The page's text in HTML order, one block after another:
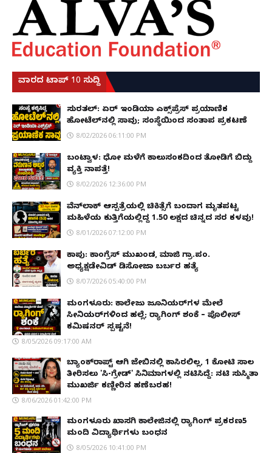
ವಾರದ ಟಾಪ್ 10 ಸುದ್ದಿ
ಸುರತ್ಕಲ್: ಏರ್ ಇಂಡಿಯಾ ಎಕ್ಸ್‌ಪ್ರೆಸ್ ಪ್ರಯಾಣಿಕ
ಹೋಟೆಲ್‌ನಲ್ಲಿ ಸಾವು; ಸಂಸ್ಥೆಯಿಂದ ಸಂತಾಪ ಪ್ರಕಟಣೆ
8/02/2026 06:11:00 PM
ಬಂಟ್ವಾಳ: ಧೋ ಮಳೆಗೆ ಕಾಲುಸಂಕದಿಂದ ತೋಡಿಗೆ ಬಿದ್ದು
ವ್ಯಕ್ತಿ ನಾಪತ್ತೆ!
8/02/2026 12:36:00 PM
ವೆನ್‌ಲಾಕ್ ಆಸ್ಪತ್ರೆಯಲ್ಲಿ ಚಿಕಿತ್ಸೆಗೆ ಬಂದಾಗ ಮೃತಪಟ್ಟ
ಮಹಿಳೆಯ ಕುತ್ತಿಗೆಯಲ್ಲಿದ್ದ ₹1.50 ಲಕ್ಷದ ಚಿನ್ನದ ಸರ ಕಳವು!
8/01/2026 07:12:00 PM
ಕಾಪು: ಕಾಂಗ್ರೆಸ್ ಮುಖಂಡ, ಮಾಜಿ ಗ್ರಾ.ಪಂ.
ಅಧ್ಯಕ್ಷಡೇವಿಡ್ ಡಿಸೋಜಾ ಬರ್ಬರ ಹತ್ಯೆ
8/07/2026 05:40:00 PM
ಮಂಗಳೂರು: ಕಾಲೇಜು ಜೂನಿಯರ್‌ಗಳ ಮೇಲೆ
ಸೀನಿಯರ್‌ಗಳಿಂದ ಹಲ್ಲೆ; ರ‌್ಯಾಗಿಂಗ್ ಶಂಕೆ – ಪೊಲೀಸ್
ಕಮಿಷನರ್ ಸ್ಪಷ್ಟನೆ!
8/05/2026 09:17:00 AM
ಬ್ಯಾಂಕ್‌ರಾಪ್ಟ್‌ ಆಗಿ ಜೇಬಿನಲ್ಲಿ ಕಾಸಿರಲಿಲ್ಲ, ₹1 ಕೋಟಿ ಸಾಲ
ತೀರಿಸಲು 'ಸಿ-ಗ್ರೇಡ್' ಸಿನಿಮಾಗಳಲ್ಲಿ ನಟಿಸಿದ್ದೆ: ನಟಿ ಸುಸ್ಮಿತಾ
ಮುಖರ್ಜಿ ಕಣ್ಣೀರಿನ ಹಣೆಬರಹ!
8/06/2026 01:42:00 PM
ಮಂಗಳೂರು ಖಾಸಗಿ ಕಾಲೇಜಿನಲ್ಲಿ ರ‌್ಯಾಗಿಂಗ್ ಪ್ರಕರಣ5
ಮಂದಿ ವಿದ್ಯಾರ್ಥಿಗಳು ಬಂಧನ
8/05/2026 10:41:00 PM